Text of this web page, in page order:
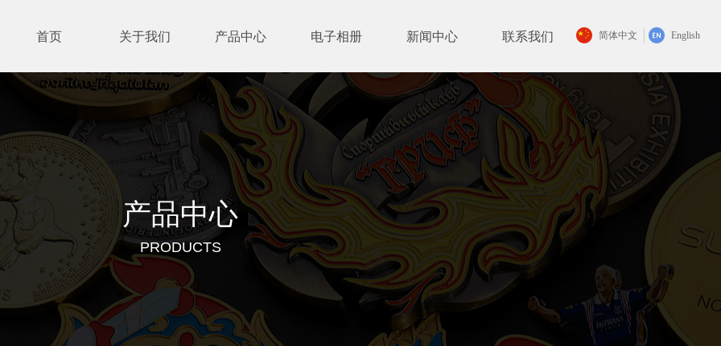
首页 关于我们 产品中心 电子相册 新闻中心 联系我们 简体中文 English
产品中心
PRODUCTS